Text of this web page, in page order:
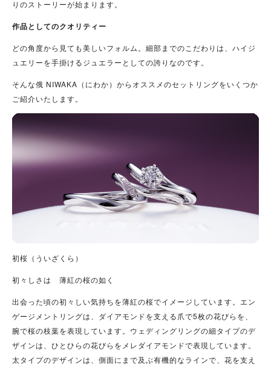
りのストーリーが始まります。
作品としてのクオリティー
どの角度から見ても美しいフォルム。細部までのこだわりは、ハイジ
ュエリーを手掛けるジュエラーとしての誇りなのです。
そんな俄 NIWAKA（にわか）からオススメのセットリングをいくつか
ご紹介いたします。
初桜（ういざくら）
初々しさは 薄紅の桜の如く
出会った頃の初々しい気持ちを薄紅の桜でイメージしています。エン
ゲージメントリングは、ダイアモンドを支える爪で5枚の花びらを、
腕で桜の枝葉を表現しています。ウェディングリングの細タイプのデ
ザインは、ひとひらの花びらをメレダイアモンドで表現しています。
太タイプのデザインは、側面にまで及ぶ有機的なラインで、花を支え